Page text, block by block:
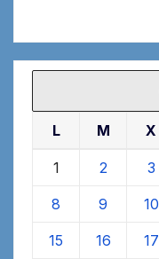
L M X
1 2 3
8 9 10
15 16 17